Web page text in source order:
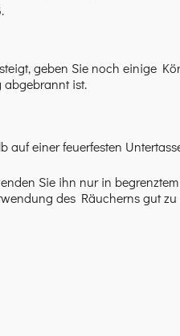
geben Sie noch einige
abgebrannt ist.
auf einer feuerfesten
Sie ihn nur in begrenztem
des Räucherns gut zu